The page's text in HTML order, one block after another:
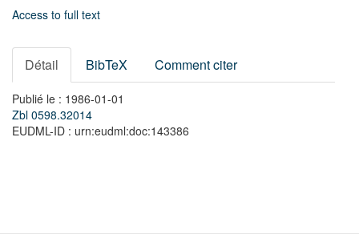
Access to full text
Détail BibTeX Comment citer
Publié le : 1986-01-01
Zbl 0598.32014
EUDML-ID : urn:eudml:doc:143386